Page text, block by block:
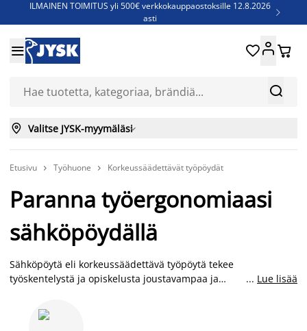
ILMAINEN TOIMITUS yli 500€ verkkokauppaostoksille 12.8.2026
asti

Jenkkisänkyjä - Säästä jopa 60%


 
 Valitse JYSK-myymäläsi
Etusivu  Työhuone  Korkeussäädettävät työpöydät
Paranna työergonomiaasi
sähköpöydällä
Sähköpöytä eli korkeussäädettävä työpöytä tekee
työskentelystä ja opiskelusta joustavampaa ja
sopivalle korkeudelle ja vaihdella työasentoa istumisen ja
seisomisen välillä. Tauottamalla istumista vähennät kehon
... Lue lisää